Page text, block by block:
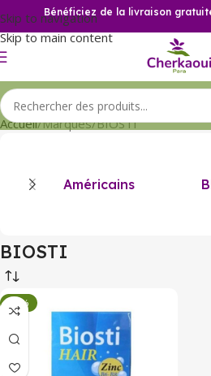
Skip to navigation
Skip to main content
Bénéficiez de la livraison
Accueil Marques BIOSTI
Américains
BIOSTI
-34%